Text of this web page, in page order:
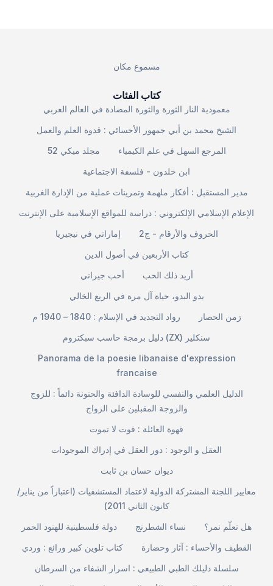
مسموع مكان
كتاب الفئات
معمودية النار الثورة والثورة المضادة في العالم العربي
الشيخ محمد بن أبي جمهور الأحسائي : قدوة العلم والعمل
مجلد ميكي 52
المرجع السهل في علم الكيمياء
ابن خلدون - فلسفة الاجتماعية
مدير المستقبل : أفكار ملهمة وتمرينات عملية من الإدارة الغربية
الإعلام الإسلامي الإلكتروني : دراسة للمواقع الإسلامية على الإنترنت
إماراتي في نيجيريا
الحروف والأرقام - ج2
كتاب الأربعين في أصول الدين
أحب جيراني
أريد ذلك الحب
بدو البدو، حياة آل مرة في الربع الخالي
رواد التجديد في الإسلام : 1840 – 1940 م
زمن الحصار
دليل برمجة حاسب سبكتروم (ZX) سنكلير
Panorama de la poesie libanaise d'expression
francaise
الدليل العلمي والنفسي للوسادة الدافئة والحنونة دائماً : للزوج
والزوجة المقبلين على الزواج
قهوة العائلة : قوت لا تموت
العقل و الوجود : دور العقل في إدراك الموجودات
ديوان حسان بن ثابت
معايير اللجنة المشتركة الدولية لاعتماد المستشفيات (اعتباراً من يناير/
كانون الثاني 2011)
دولة فلسطينية للهنود الحمر
نساء الشطرنج
هل تعلّم نمر؟
كتاب تلوين كبير ورائع : وردي
القطيف والأحساء : آثار وحضارة
سلسلة دليلك الطبي الطبيعي : اسرار الشفاء من السرطان